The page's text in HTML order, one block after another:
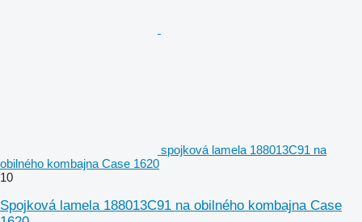
spojková lamela 188013C91 na
obilného kombajna Case 1620
10
Spojková lamela 188013C91 na obilného kombajna Case